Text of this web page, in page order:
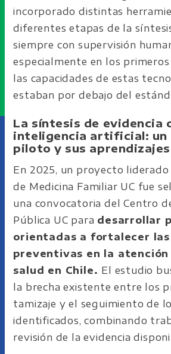
incorporado distintas
diferentes etapas de la
siempre con supervisión
especialmente en los primeros
las capacidades de estas
estaban por debajo del
La síntesis de evidencia
inteligencia artificial: un
piloto y sus
En 2025, un proyecto
de Medicina Familiar UC fue
una convocatoria del Centro
Pública UC para desarrollar
orientadas a fortalecer las
preventivas en la
salud en Chile. El estudio
la brecha existente entre los
tamizaje y el seguimiento de
identificados, combinando
revisión de la evidencia